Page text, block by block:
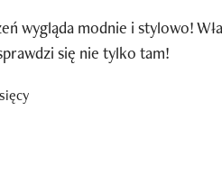
wygląda modnie i stylowo!
się nie tylko tam!